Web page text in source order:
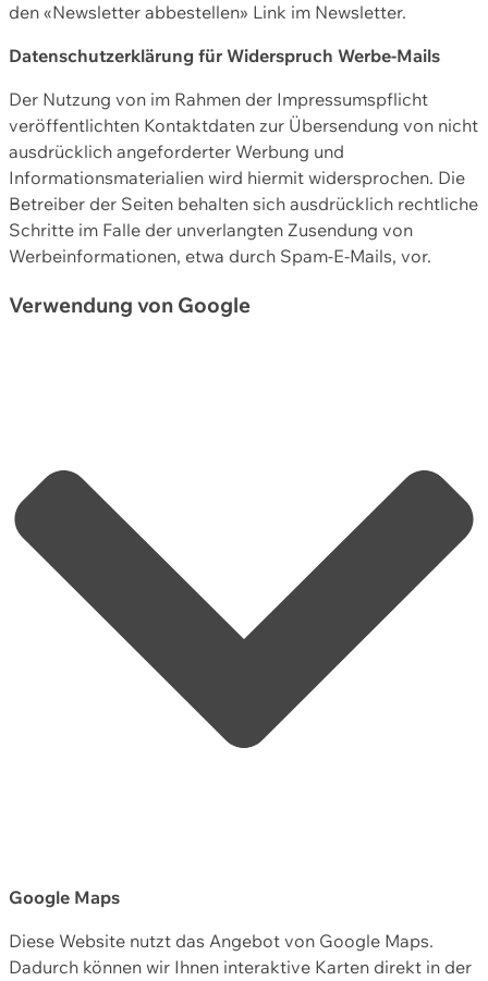
den «Newsletter abbestellen» Link im Newsletter.
Datenschutzerklärung für Widerspruch Werbe-Mails
Der Nutzung von im Rahmen der Impressumspflicht
veröffentlichten Kontaktdaten zur Übersendung von nicht
ausdrücklich angeforderter Werbung und
Informationsmaterialien wird hiermit widersprochen. Die
Betreiber der Seiten behalten sich ausdrücklich rechtliche
Schritte im Falle der unverlangten Zusendung von
Werbeinformationen, etwa durch Spam-E-Mails, vor.
Verwendung von Google
Google Maps
Diese Website nutzt das Angebot von Google Maps.
Dadurch können wir Ihnen interaktive Karten direkt in der